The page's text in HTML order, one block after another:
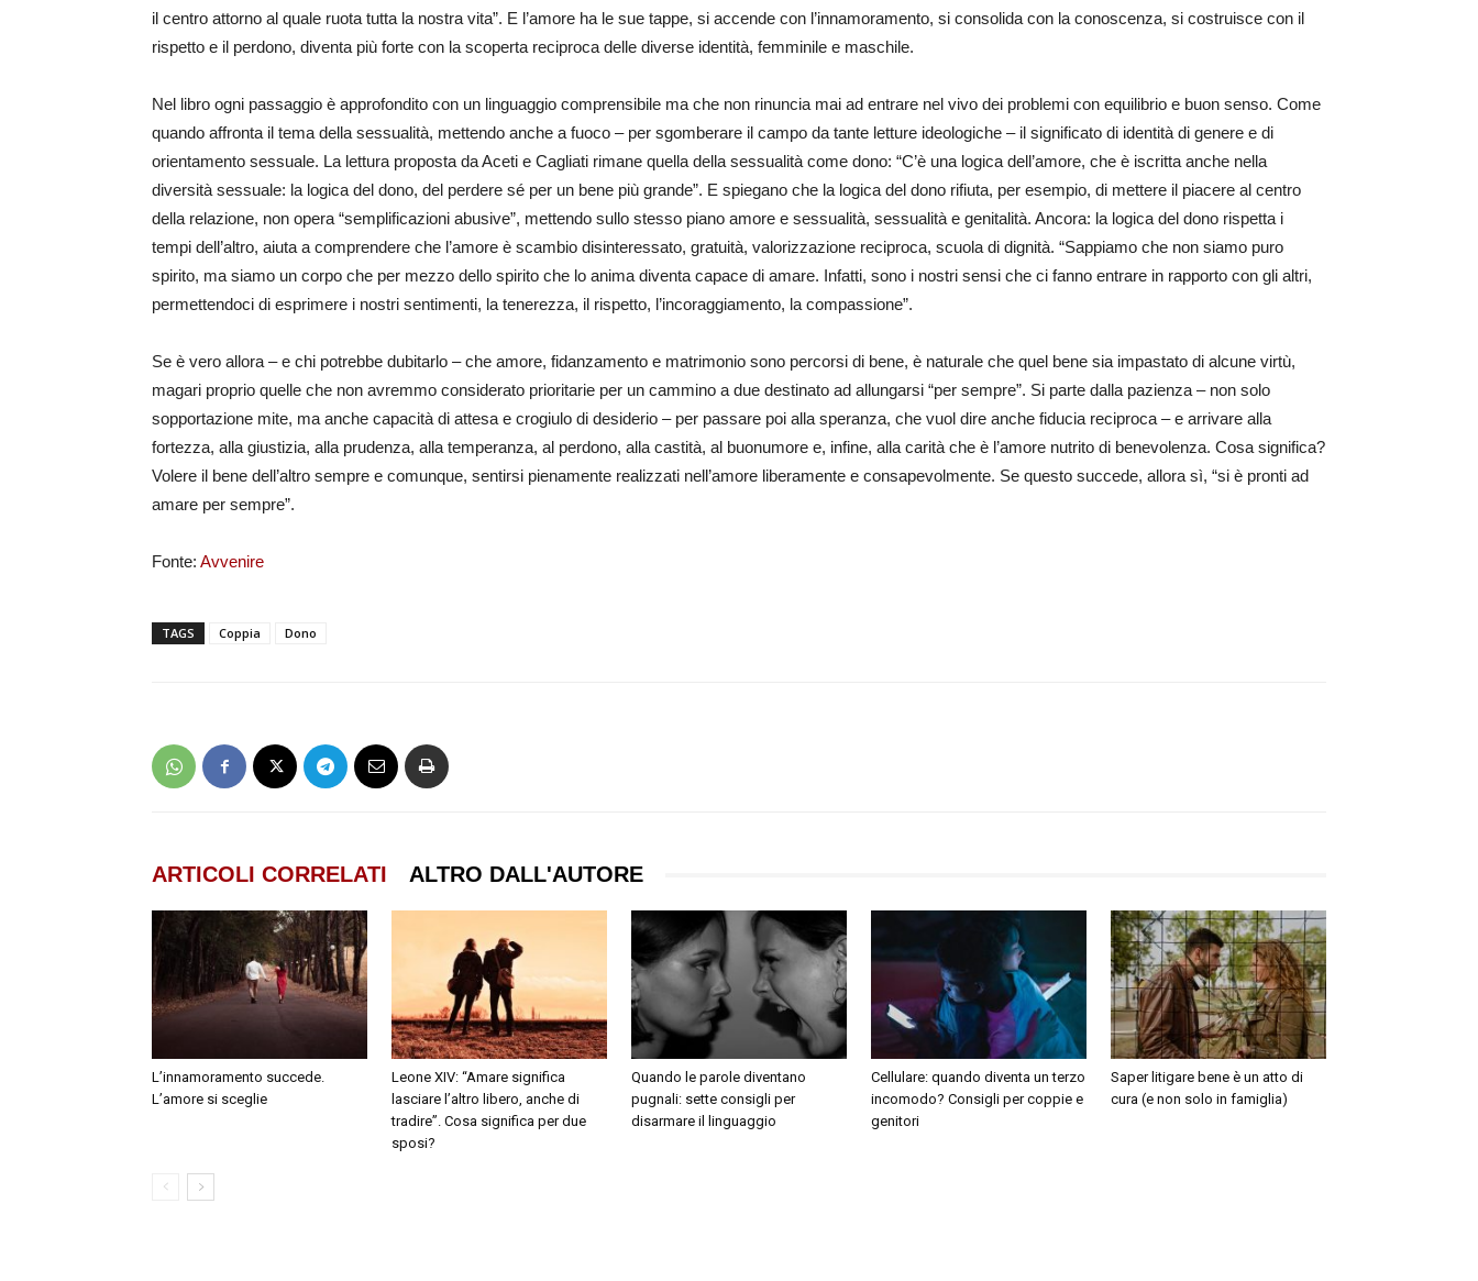
il centro attorno al quale ruota tutta la nostra vita”. E l’amore ha le sue tappe, si accende con l’innamoramento, si consolida con la conoscenza, si costruisce con il
rispetto e il perdono, diventa più forte con la scoperta reciproca delle diverse identità, femminile e maschile.
Nel libro ogni passaggio è approfondito con un linguaggio comprensibile ma che non rinuncia mai ad entrare nel vivo dei problemi con equilibrio e buon senso. Come
quando affronta il tema della sessualità, mettendo anche a fuoco – per sgomberare il campo da tante letture ideologiche – il significato di identità di genere e di
orientamento sessuale. La lettura proposta da Aceti e Cagliati rimane quella della sessualità come dono: “C’è una logica dell’amore, che è iscritta anche nella
diversità sessuale: la logica del dono, del perdere sé per un bene più grande”. E spiegano che la logica del dono rifiuta, per esempio, di mettere il piacere al centro
della relazione, non opera “semplificazioni abusive”, mettendo sullo stesso piano amore e sessualità, sessualità e genitalità. Ancora: la logica del dono rispetta i
tempi dell’altro, aiuta a comprendere che l’amore è scambio disinteressato, gratuità, valorizzazione reciproca, scuola di dignità. “Sappiamo che non siamo puro
spirito, ma siamo un corpo che per mezzo dello spirito che lo anima diventa capace di amare. Infatti, sono i nostri sensi che ci fanno entrare in rapporto con gli altri,
permettendoci di esprimere i nostri sentimenti, la tenerezza, il rispetto, l’incoraggiamento, la compassione”.
Se è vero allora – e chi potrebbe dubitarlo – che amore, fidanzamento e matrimonio sono percorsi di bene, è naturale che quel bene sia impastato di alcune virtù,
magari proprio quelle che non avremmo considerato prioritarie per un cammino a due destinato ad allungarsi “per sempre”. Si parte dalla pazienza – non solo
sopportazione mite, ma anche capacità di attesa e crogiulo di desiderio – per passare poi alla speranza, che vuol dire anche fiducia reciproca – e arrivare alla
fortezza, alla giustizia, alla prudenza, alla temperanza, al perdono, alla castità, al buonumore e, infine, alla carità che è l’amore nutrito di benevolenza. Cosa significa?
Volere il bene dell’altro sempre e comunque, sentirsi pienamente realizzati nell’amore liberamente e consapevolmente. Se questo succede, allora sì, “si è pronti ad
amare per sempre”.
Fonte: Avvenire
TAGS Coppia Dono
ARTICOLI CORRELATI ALTRO DALL'AUTORE
L’innamoramento succede.
L’amore si sceglie
Leone XIV: “Amare significa
lasciare l’altro libero, anche di
tradire”. Cosa significa per due
sposi?
Quando le parole diventano
pugnali: sette consigli per
disarmare il linguaggio
Cellulare: quando diventa un terzo
incomodo? Consigli per coppie e
genitori
Saper litigare bene è un atto di
cura (e non solo in famiglia)